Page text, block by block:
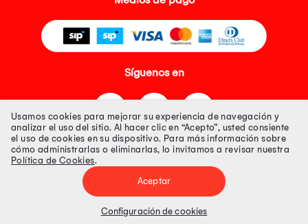
Síguenos en
Tienda 100% Segura
Tiendas Peruanas S.A. R.U.C. Nº 20493020618. Todos los derechos
Precios disponibles solo en www.oechsle.pe. Precios online publicados
Usamos cookies para mejorar su experiencia de navegación y
analizar el uso del sitio. Al hacer clic en “Acepto”, usted consiente
el uso de cookies en su dispositivo. Para más información sobre
cómo administrarlas o eliminarlas, lo invitamos a revisar nuestra
Política de Cookies.
Aceptar
Configuración de cookies